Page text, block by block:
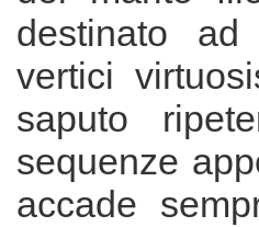
destinato
vertici
saputo
sequenze
accade